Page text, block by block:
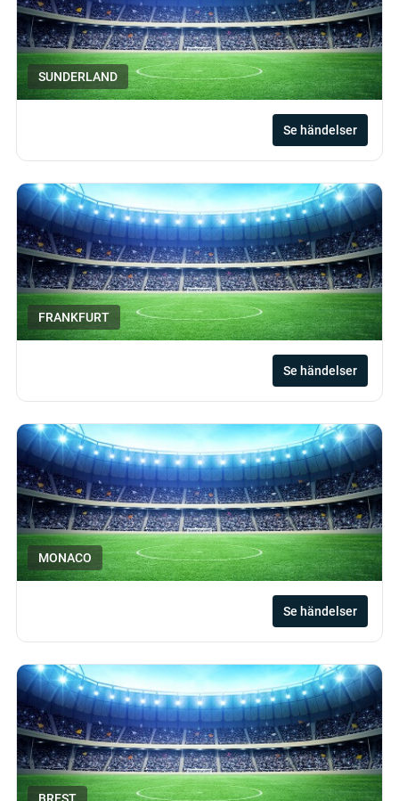
SUNDERLAND
Se händelser
FRANKFURT
Se händelser
MONACO
Se händelser